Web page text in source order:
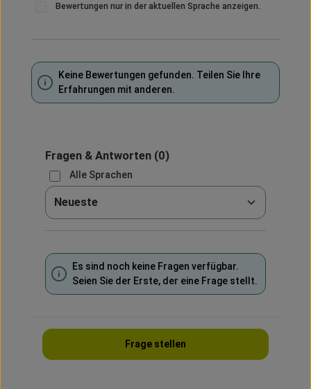
Bewertungen nur in der aktuellen Sprache anzeigen.
Keine Bewertungen gefunden. Teilen Sie Ihre
Erfahrungen mit anderen.
Fragen & Antworten(0)
Alle Sprachen
Sortieren nach
Es sind noch keine Fragen verfügbar.
Seien Sie der Erste, der eine Frage stellt.
Frage stellen